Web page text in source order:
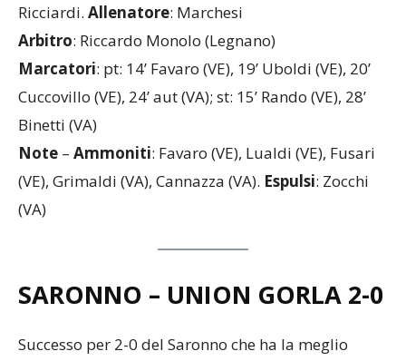
Ricciardi. Allenatore: Marchesi
Arbitro: Riccardo Monolo (Legnano)
Marcatori: pt: 14’ Favaro (VE), 19’ Uboldi (VE), 20’
Cuccovillo (VE), 24’ aut (VA); st: 15’ Rando (VE), 28’
Binetti (VA)
Note – Ammoniti: Favaro (VE), Lualdi (VE), Fusari
(VE), Grimaldi (VA), Cannazza (VA). Espulsi: Zocchi
(VA)
SARONNO – UNION GORLA 2-0
Successo per 2-0 del Saronno che ha la meglio